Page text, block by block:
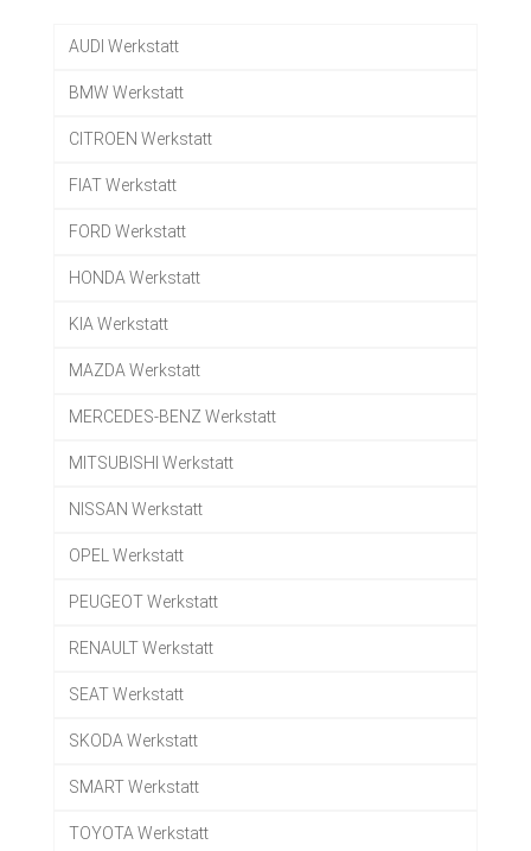
AUDI Werkstatt
BMW Werkstatt
CITROEN Werkstatt
FIAT Werkstatt
FORD Werkstatt
HONDA Werkstatt
KIA Werkstatt
MAZDA Werkstatt
MERCEDES-BENZ Werkstatt
MITSUBISHI Werkstatt
NISSAN Werkstatt
OPEL Werkstatt
PEUGEOT Werkstatt
RENAULT Werkstatt
SEAT Werkstatt
SKODA Werkstatt
SMART Werkstatt
TOYOTA Werkstatt